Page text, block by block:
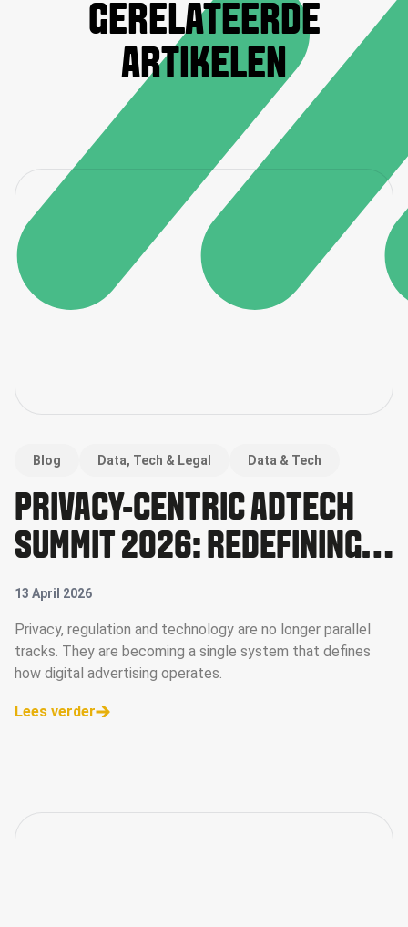
GERELATEERDE
ARTIKELEN
Blog Data, Tech & Legal Data & Tech
PRIVACY-CENTRIC ADTECH
SUMMIT 2026: REDEFINING
DATA, VALUE AND CONTROL
IN DIGITAL ADVERTISING
13 April 2026
Privacy, regulation and technology are no longer parallel
tracks. They are becoming a single system that defines
how digital advertising operates.
Lees verder